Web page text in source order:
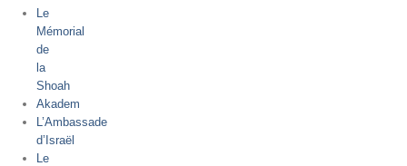
Le
Mémorial
de
la
Shoah
Akadem
L’Ambassade
d’Israël
Le